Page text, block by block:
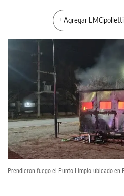
+ Agregar
Prendieron fuego el Punto Limpio ubicado en